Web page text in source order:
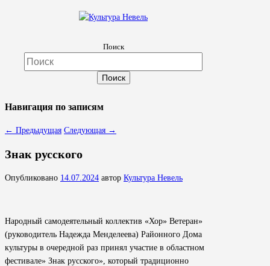
Культура Невель
МБУК Невельского района "Культура и досуг"
Поиск
Навигация по записям
← Предыдущая Следующая →
Знак русского
Опубликовано 14.07.2024 автор Культура Невель
Народный самодеятельный коллектив «Хор» Ветеран»
(руководитель Надежда Менделеева) Районного Дома
культуры в очередной раз принял участие в областном
фестивале» Знак русского», который традиционно